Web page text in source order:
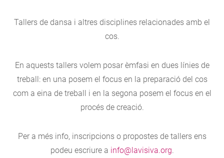
Tallers de dansa i altres disciplines relacionades amb el
cos.
En aquests tallers volem posar èmfasi en dues línies de
treball: en una posem el focus en la preparació del cos
com a eina de treball i en la segona posem el focus en el
procés de creació.
Per a més info, inscripcions o propostes de tallers ens
podeu escriure a info@lavisiva.org.